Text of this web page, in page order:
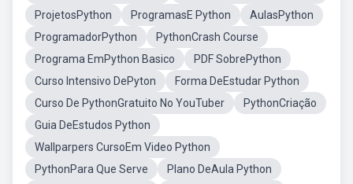
ProjetosPython
ProgramasE Python
AulasPython
ProgramadorPython
PythonCrash Course
Programa EmPython Basico
PDF SobrePython
Curso Intensivo DePyton
Forma DeEstudar Python
Curso De PythonGratuito No YouTuber
PythonCriação
Guia DeEstudos Python
Wallparpers CursoEm Video Python
PythonPara Que Serve
Plano DeAula Python